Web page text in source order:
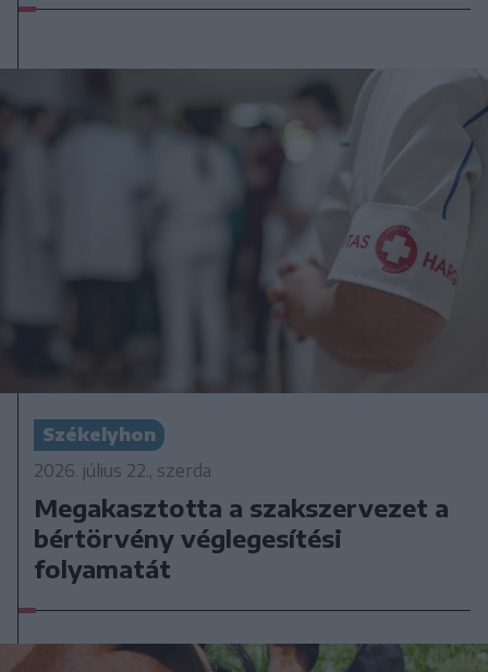
Székelyhon
2026. július 22., szerda
Megakasztotta a szakszervezet a
bértörvény véglegesítési
folyamatát